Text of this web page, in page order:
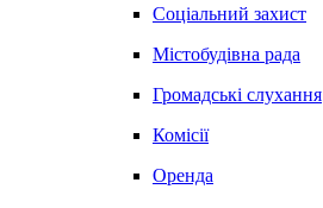
Соціальний захист
Містобудівна рада
Громадські слухання
Комісії
Оренда